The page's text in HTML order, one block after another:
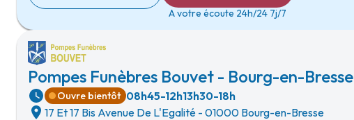
A votre écoute 24h/24 7j/7
Pompes Funèbres Bouvet - Bourg-en-Bresse
Ouvre bientôt 08h45-12h13h30-18h
17 Et 17 Bis Avenue De L'Egalité - 01000 Bourg-en-Bresse